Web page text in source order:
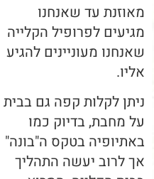
מאוזנת עד שאנחנו
מגיעים לפרופיל הקלייה
שאנחנו מעוניינים להגיע
אליו.
ניתן לקלות קפה גם בבית
על מחבת, בדיוק כמו
באתיופיה בטקס ה"בונה"
אך לרוב יעשה התהליך